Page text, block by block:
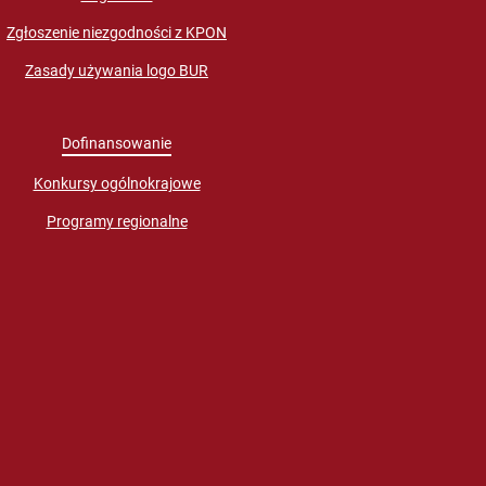
Zgłoszenie niezgodności z KPON
Zasady używania logo BUR
Dofinansowanie
Konkursy ogólnokrajowe
Programy regionalne